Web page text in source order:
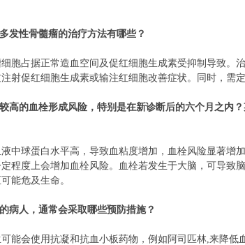
发性骨髓瘤的治疗方法有哪些？
胞占据正常造血空间及促红细胞生成素受抑制导致。
射促红细胞生成素或输注红细胞改善症状。同时，需
高的血栓形成风险，特别是在新诊断后的六个月之内
中球蛋白水平高，导致血粘度增加，血栓风险显著增
程度上会增加血栓风险。血栓若发生于大脑，可导致
能危及生命。
病人，通常会采取哪些预防措施？
能会使用抗凝和抗血小板药物，例如阿司匹林,来降